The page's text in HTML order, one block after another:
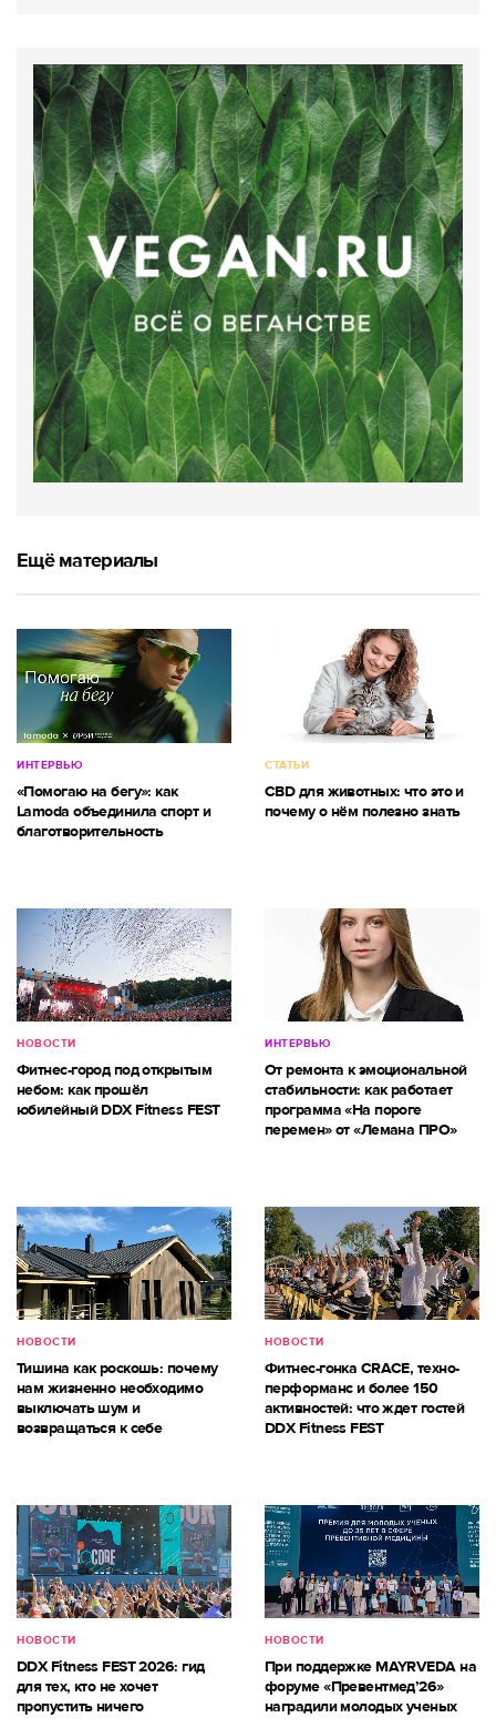
Ещё материалы
ИНТЕРВЬЮ
«Помогаю на бегу»: как
Lamoda объединила спорт и
благотворительность
СТАТЬИ
CBD для животных: что это и
почему о нём полезно знать
НОВОСТИ
Фитнес-город под открытым
небом: как прошёл
юбилейный DDX Fitness FEST
ИНТЕРВЬЮ
От ремонта к эмоциональной
стабильности: как работает
программа «На пороге
перемен» от «Лемана ПРО»
НОВОСТИ
Тишина как роскошь: почему
нам жизненно необходимо
выключать шум и
возвращаться к себе
НОВОСТИ
Фитнес-гонка CRACE, техно-
перформанс и более 150
активностей: что ждет гостей
DDX Fitness FEST
НОВОСТИ
DDX Fitness FEST 2026: гид
для тех, кто не хочет
пропустить ничего
НОВОСТИ
При поддержке MAYRVEDA на
форуме «Превентмед’26»
наградили молодых ученых